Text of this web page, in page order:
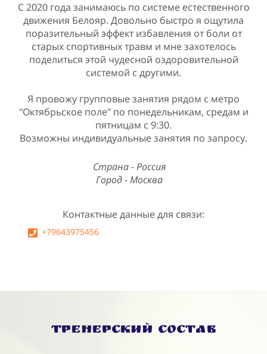
С 2020 года занимаюсь по системе естественного
движения Белояр. Довольно быстро я ощутила
поразительный эффект избавления от боли от
старых спортивных травм и мне захотелось
поделиться этой чудесной оздоровительной
системой с другими.
Я провожу групповые занятия рядом с метро
"Октябрьское поле" по понедельникам, средам и
пятницам с 9:30.
Возможны индивидуальные занятия по запросу.
Страна - Россия
Город - Москва
Контактные данные для связи:
+79643975456
Тренерский состав